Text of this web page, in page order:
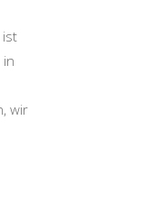
ist
wir